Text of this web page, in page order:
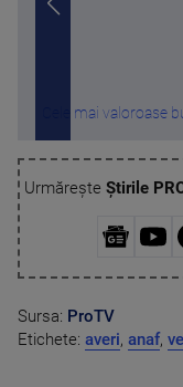
Cele mai valoroase
Urmărește Știrile
Sursa: ProTV
Etichete: averi, anaf,